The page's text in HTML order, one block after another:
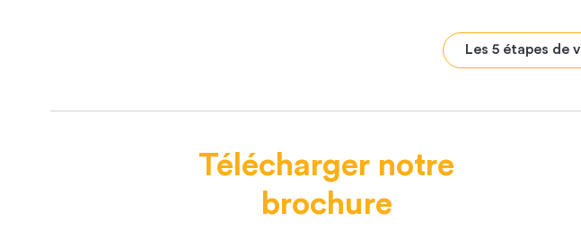
Les 5 étapes de
Télécharger notre
brochure